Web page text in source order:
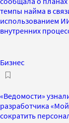
темпы найма в
использованием
внутренних
Бизнес
«Ведомости»
разработчика
сократить